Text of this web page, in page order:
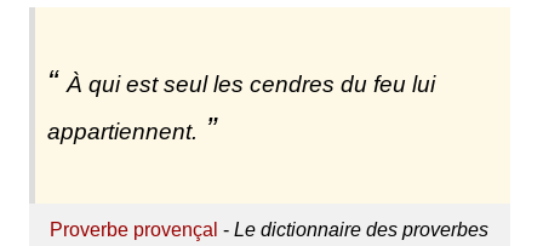
À qui est seul les cendres du feu lui
appartiennent.
Proverbe provençal -Le dictionnaire des proverbes